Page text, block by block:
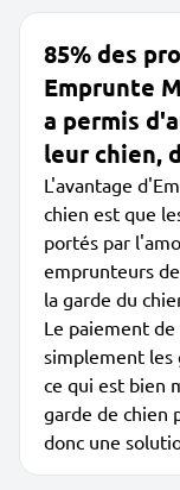
85% des
Emprunte
a permis
leur chien,
L'avantage
chien est que
portés par
emprunteurs
la garde du
Le paiement
simplement les
ce qui est bien
garde de chien
donc une